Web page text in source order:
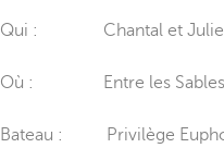
Qui : Chantal et
Où : Entre les Sables
Bateau : Privilège